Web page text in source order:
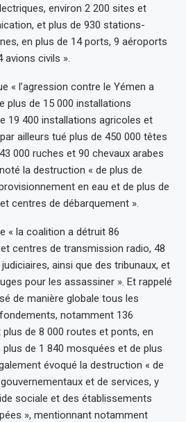
environ 2 200 sites et
et plus de 930 stations-
en plus de 14 ports, 9 aéroports
avions civils ».
« l’agression contre le Yémen a
plus de 15 000 installations
19 400 installations agricoles et
ailleurs tué plus de 450 000 têtes
000 ruches et 90 chevaux arabes
la destruction « de plus de
en eau et de plus de
centres de débarquement ».
« la coalition a détruit 86
centres de transmission radio, 48
ainsi que des tribunaux, et
pour les assassiner ». Et rappelé
de manière globale tous les
notamment 136
de 8 000 routes et ponts, en
de 1 840 mosquées et de plus
évoqué la destruction « de
et de services, y
sociale et des établissements
», mentionnant notamment